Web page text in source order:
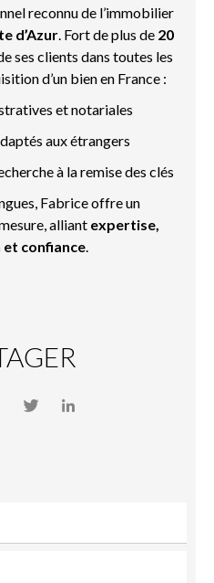
reconnu de l’immobilier
d’Azur . Fort de plus de 20
ses clients dans toutes les
d’un bien en France :
et notariales
aux étrangers
à la remise des clés
Fabrice offre un
alliant expertise,
confiance